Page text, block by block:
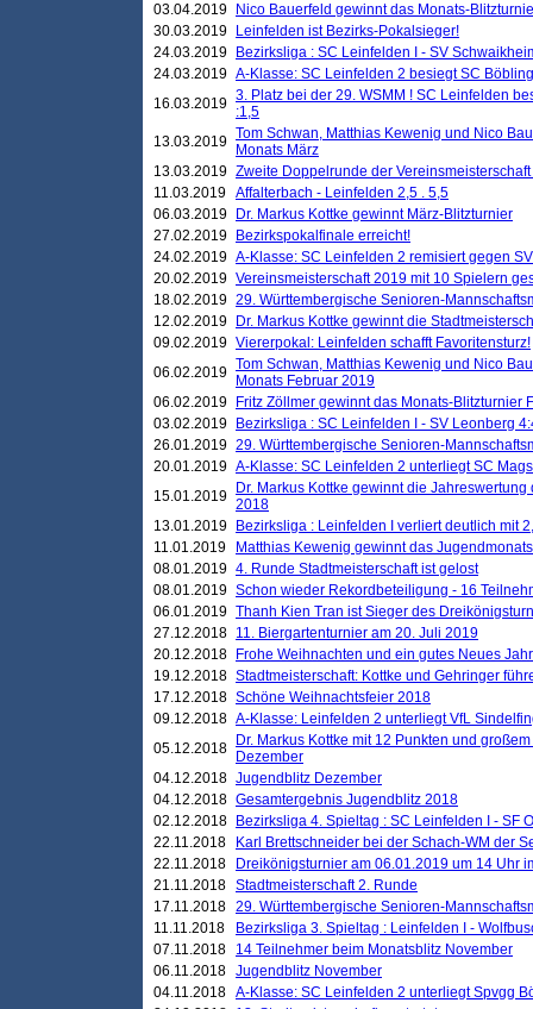
03.04.2019
Nico Bauerfeld gewinnt das Monats-
30.03.2019
Leinfelden ist Bezirks-Pokalsieger!
24.03.2019
Bezirksliga : SC Leinfelden I - SV
24.03.2019 A-Klasse: SC Leinfelden 2 besiegt SC
16.03.2019 3. Platz bei der 29. WSMM ! SC Leinfelden
:1,5
13.03.2019 Tom Schwan, Matthias Kewenig und Nico
Monats März
13.03.2019 Zweite Doppelrunde der
11.03.2019 Affalterbach - Leinfelden 2,5 . 5,5
06.03.2019
Dr. Markus Kottke gewinnt März-Blitzturnier
27.02.2019
Bezirkspokalfinale erreicht!
24.02.2019 A-Klasse: SC Leinfelden 2 remisiert gegen
20.02.2019 Vereinsmeisterschaft 2019 mit 10 Spielern
18.02.2019 29. Württembergische Senioren-
12.02.2019
Dr. Markus Kottke gewinnt die
09.02.2019 Viererpokal: Leinfelden schafft Favoritensturz!
06.02.2019 Tom Schwan, Matthias Kewenig und Nico
Monats Februar 2019
06.02.2019
Fritz Zöllmer gewinnt das Monats-Blitzturnier
03.02.2019
Bezirksliga : SC Leinfelden I - SV Leonberg
26.01.2019 29. Württembergische Senioren-
20.01.2019 A-Klasse: SC Leinfelden 2 unterliegt SC
15.01.2019
Dr. Markus Kottke gewinnt die
2018
13.01.2019
Bezirksliga : Leinfelden I verliert deutlich mit
11.01.2019
Matthias Kewenig gewinnt das
08.01.2019 4. Runde Stadtmeisterschaft ist gelost
08.01.2019 Schon wieder Rekordbeteiligung - 16
06.01.2019 Thanh Kien Tran ist Sieger des
27.12.2018 11. Biergartenturnier am 20. Juli 2019
20.12.2018
Frohe Weihnachten und ein gutes Neues
19.12.2018 Stadtmeisterschaft: Kottke und Gehringer
17.12.2018 Schöne Weihnachtsfeier 2018
09.12.2018 A-Klasse: Leinfelden 2 unterliegt VfL
05.12.2018
Dr. Markus Kottke mit 12 Punkten und
Dezember
04.12.2018 Jugendblitz Dezember
04.12.2018 Gesamtergebnis Jugendblitz 2018
02.12.2018
Bezirksliga 4. Spieltag : SC Leinfelden I - SF
22.11.2018
Karl Brettschneider bei der Schach-WM der
22.11.2018
Dreikönigsturnier am 06.01.2019 um 14 Uhr
21.11.2018 Stadtmeisterschaft 2. Runde
17.11.2018 29. Württembergische Senioren-
11.11.2018
Bezirksliga 3. Spieltag : Leinfelden I -
07.11.2018
14 Teilnehmer beim Monatsblitz November
06.11.2018 Jugendblitz November
04.11.2018 A-Klasse: SC Leinfelden 2 unterliegt Spvgg